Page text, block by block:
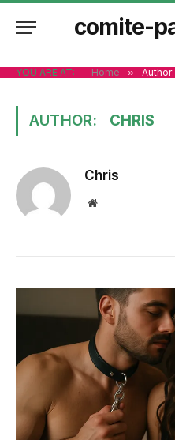
comite-
YOU ARE AT: Home »
AUTHOR: CHRIS
Chris
Website